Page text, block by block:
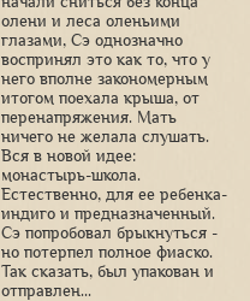
олени и леса оленьими
глазами, Сэ однозначно
воспринял это как то, что у
него вполне закономерным
итогом поехала крыша, от
перенапряжения. Мать
ничего не желала слушать.
Вся в новой идее:
монастырь-школа.
Естественно, для ее ребенка-
индиго и предназначенный.
Сэ попробовал брыкнуться -
но потерпел полное фиаско.
Так сказать, был упакован и
отправлен...